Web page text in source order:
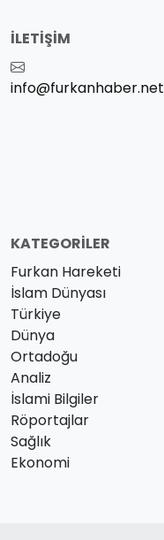
İLETIŞIM
info@furkanhaber.net
KATEGORILER
Furkan Hareketi
İslam Dünyası
Türkiye
Dünya
Ortadoğu
Analiz
İslami Bilgiler
Röportajlar
Sağlık
Ekonomi